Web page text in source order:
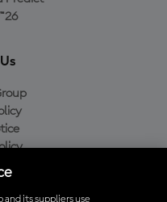
its suppliers use